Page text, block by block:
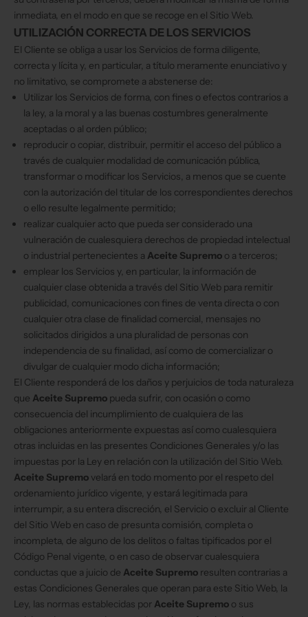
inmediata, en el modo en que se recoge en el Sitio Web.
UTILIZACIÓN CORRECTA DE LOS SERVICIOS
El Cliente se obliga a usar los Servicios de forma diligente,
correcta y lícita y, en particular, a título meramente enunciativo y
no limitativo, se compromete a abstenerse de:
Utilizar los Servicios de forma, con fines o efectos contrarios a
la ley, a la moral y a las buenas costumbres generalmente
aceptadas o al orden público;
reproducir o copiar, distribuir, permitir el acceso del público a
través de cualquier modalidad de comunicación pública,
transformar o modificar los Servicios, a menos que se cuente
con la autorización del titular de los correspondientes derechos
o ello resulte legalmente permitido;
realizar cualquier acto que pueda ser considerado una
vulneración de cualesquiera derechos de propiedad intelectual
o industrial pertenecientes a Aceite Supremo o a terceros;
emplear los Servicios y, en particular, la información de
cualquier clase obtenida a través del Sitio Web para remitir
publicidad, comunicaciones con fines de venta directa o con
cualquier otra clase de finalidad comercial, mensajes no
solicitados dirigidos a una pluralidad de personas con
independencia de su finalidad, así como de comercializar o
divulgar de cualquier modo dicha información;
El Cliente responderá de los daños y perjuicios de toda naturaleza
que Aceite Supremo pueda sufrir, con ocasión o como
consecuencia del incumplimiento de cualquiera de las
obligaciones anteriormente expuestas así como cualesquiera
otras incluidas en las presentes Condiciones Generales y/o las
impuestas por la Ley en relación con la utilización del Sitio Web.
Aceite Supremo velará en todo momento por el respeto del
ordenamiento jurídico vigente, y estará legitimada para
interrumpir, a su entera discreción, el Servicio o excluir al Cliente
del Sitio Web en caso de presunta comisión, completa o
incompleta, de alguno de los delitos o faltas tipificados por el
Código Penal vigente, o en caso de observar cualesquiera
conductas que a juicio de Aceite Supremo resulten contrarias a
estas Condiciones Generales que operan para este Sitio Web, la
Ley, las normas establecidas por Aceite Supremo o sus